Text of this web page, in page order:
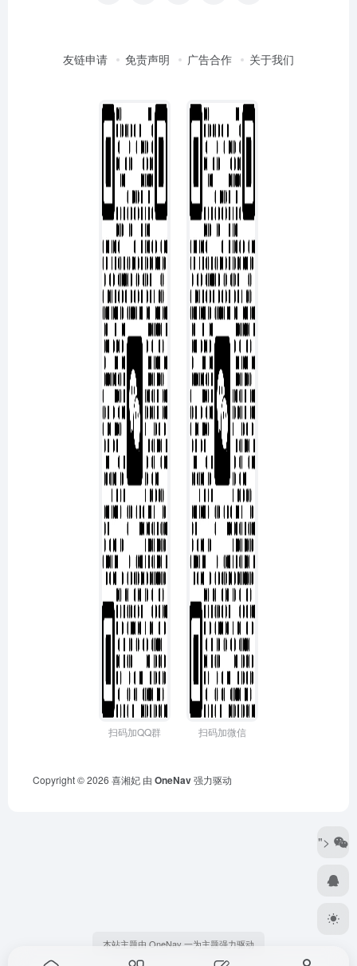
友链申请 免责声明 广告合作 关于我们
扫码加QQ群 扫码加微信
Copyright © 2026 喜湘妃 由 OneNav强力驱动
">
本站主题由 OneNav 一为主题强力驱动